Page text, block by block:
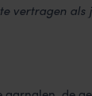
vertragen als